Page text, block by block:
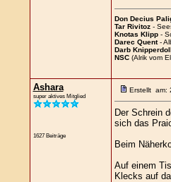
Don Decius
Tar Rivitoz-
Knotas Klipp-
Darec Quent-
Darb
NSC(Alrik vom
Ashara
super aktives Mitglied
1627 Beiträge
Erstellt am:
Der Schrein
sich das
Beim
Auf einem
Klecks auf